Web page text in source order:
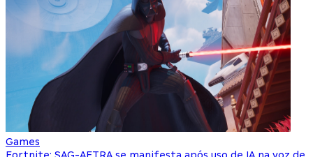
Games